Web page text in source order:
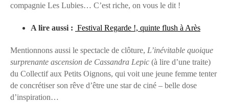
compagnie Les Lubies… C’est riche, on vous le dit !
A lire aussi : Festival Regarde !, quinte flush à Arès
Mentionnons aussi le spectacle de clôture, L’inévitable quoique
surprenante ascension de Cassandra Lepic (à lire d’une traite)
du Collectif aux Petits Oignons, qui voit une jeune femme tenter
de concrétiser son rêve d’être une star de ciné – belle dose
d’inspiration…